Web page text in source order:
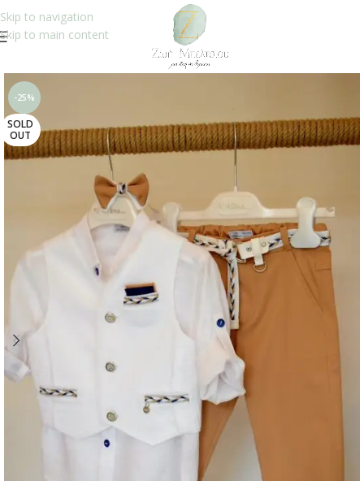
Skip to navigation
Skip to main content
-25%
SOLD
OUT